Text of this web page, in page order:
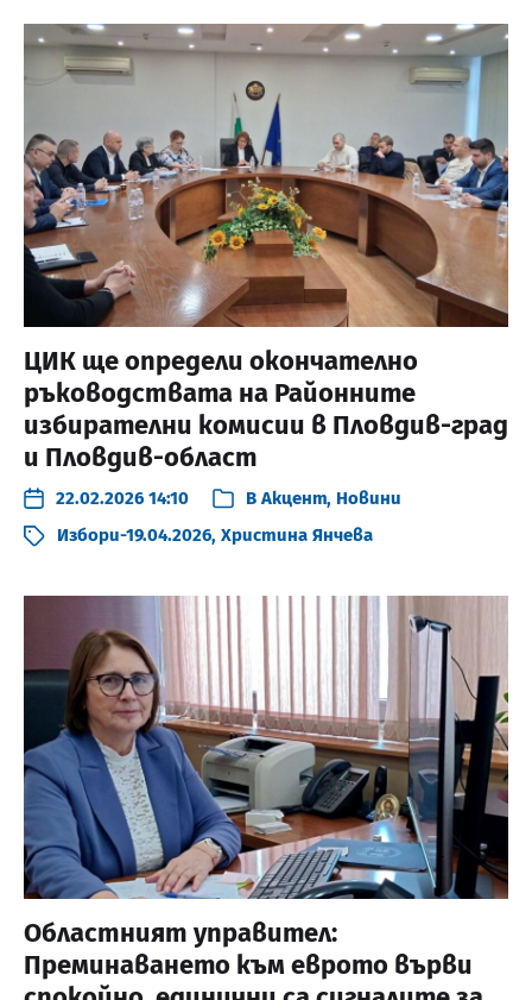
ЦИК ще определи окончателно
ръководствата на Районните
избирателни комисии в Пловдив-град
и Пловдив-област
22.02.2026 14:10 В Акцент, Новини
Избори-19.04.2026, Христина Янчева
Областният управител:
Преминаването към еврото върви